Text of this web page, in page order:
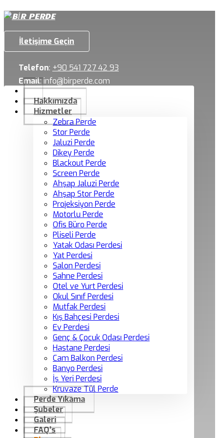
İletişime Geçin
Telefon: +90 541 727 42 93
Email:info@birperde.com
Hakkımızda
Hizmetler
Zebra Perde
Stor Perde
Jaluzi Perde
Dikey Perde
Blackout Perde
Screen Perde
Ahşap Jaluzi Perde
Ahşap Stor Perde
Projeksiyon Perde
Motorlu Perde
Ofis Büro Perde
Pliseli Perde
Yatak Odası Perdesi
Yat Perdesi
Salon Perdesi
Sahne Perdesi
Otel ve Yurt Perdesi
Okul Sınıf Perdesi
Mutfak Perdesi
Kış Bahçesi Perdesi
Ev Perdesi
Genç & Çocuk Odası Perdesi
Hastane Perdesi
Cam Balkon Perdesi
Banyo Perdesi
İş Yeri Perdesi
Kruvaze Tül Perde
Perde Yıkama
Şubeler
Galeri
FAQ’s